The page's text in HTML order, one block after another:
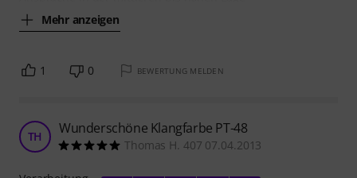
Mehr anzeigen
1 0 BEWERTUNG MELDEN
TH Wunderschöne Klangfarbe PT-48
Thomas H. 407 07.04.2013